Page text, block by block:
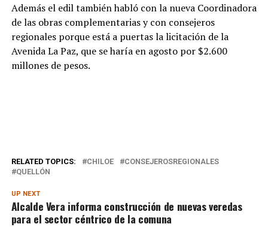
Además el edil también habló con la nueva Coordinadora
de las obras complementarias y con consejeros
regionales porque está a puertas la licitación de la
Avenida La Paz, que se haría en agosto por $2.600
millones de pesos.
RELATED TOPICS: CHILOE
CONSEJEROSREGIONALES
QUELLÓN
UP NEXT
Alcalde Vera informa construcción de nuevas veredas
para el sector céntrico de la comuna